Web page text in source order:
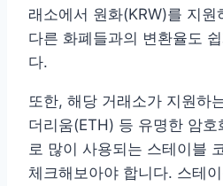
래소에서 원화(KRW)를 지원
다른 화폐들과의 변환율도
다.
또한, 해당 거래소가 지원하
더리움(ETH) 등 유명한 암
로 많이 사용되는 스테이블
체크해보아야 합니다. 스테